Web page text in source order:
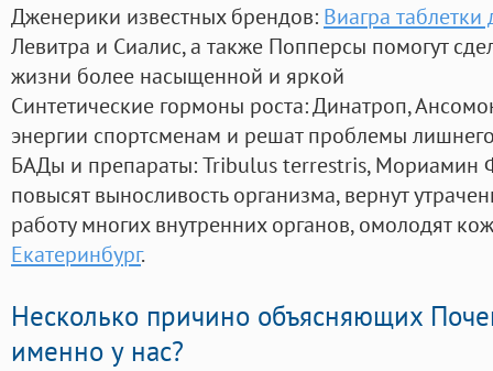
Дженерики известных брендов: Виагра
Левитра и Сиалис, а также Попперсы помогут
жизни более насыщенной и яркой
Синтетические гормоны роста: Динатроп,
энергии спортсменам и решат проблемы
БАДы и препараты:Tribulus terrestris, Мориамин
повысят выносливость организма, вернут
работу многих внутренних органов, омолодят
Екатеринбург.
Несколько причино объясняющих
именно у нас?